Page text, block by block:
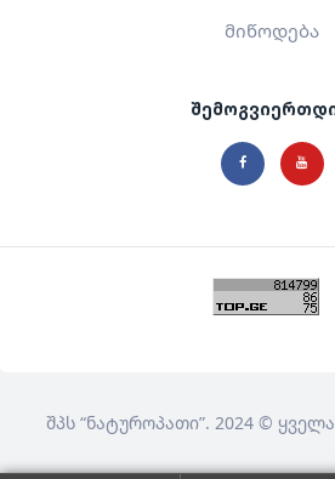
მიწოდება
შპს “ნატუროპათი”. 2024 ©